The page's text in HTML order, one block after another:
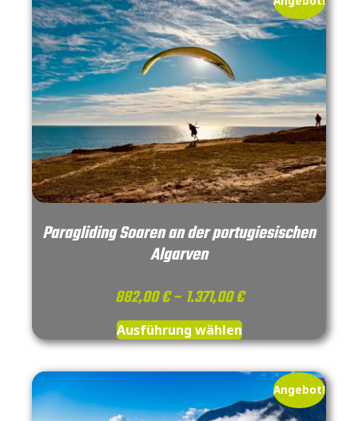
Paragliding Soaren an der portugiesischen
Algarven
882,00€ – 1.371,00€
Ausführung wählen
Angebot!